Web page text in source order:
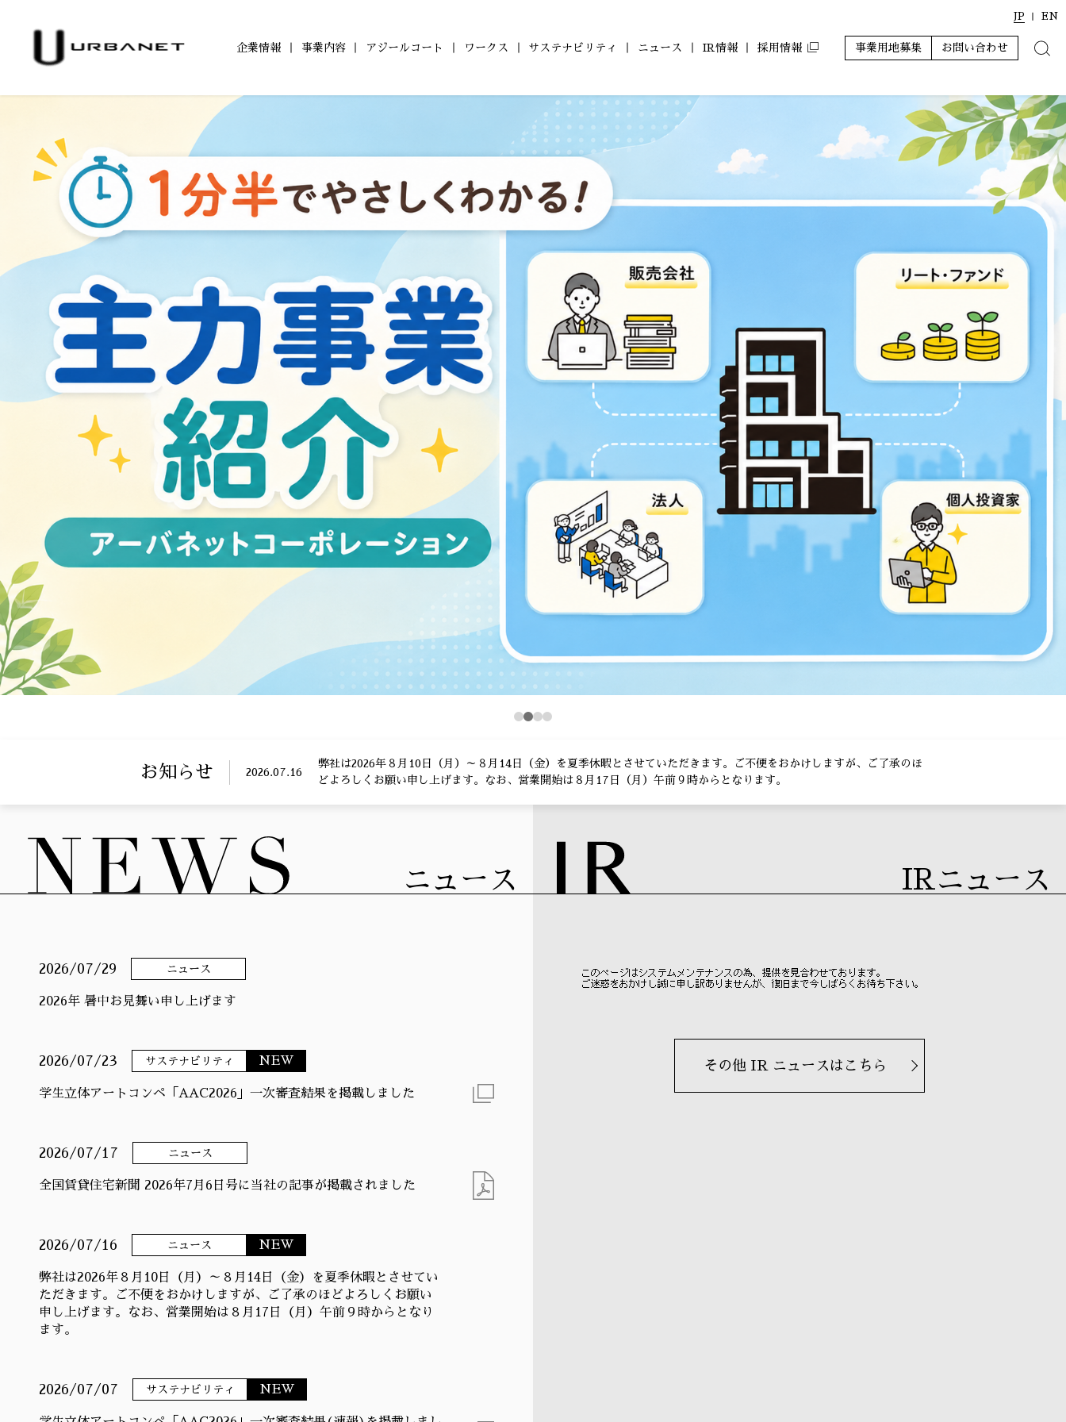
JP EN
企業情報
組織図
事業内容
コンパクトマンション
「アジールコフレ」
ファミリーマンション
「グランアジール」
防音マンション
「ミュージシャンズヴィラ」
環境配慮型マンション
「ZEHーM Orientedマンション」
自社開発ホテル
「ホテルアジール」
アジールコート
アジールコート ワークス アジールコート コラボアーティスト
ワークス
ワークスTOP
2026年 2025年 2024年
2022年 2021年 2020年
2018年 2017年 2016年
2007年
2006年 2005年 2004年
2001年
グランアジール
ミュージシャンズヴィラ
サステナビリティ
TOP
ZEHマンション普及への
健康経営
サステナビリティ
レポート
学生立体アートコンペ
「AAC」公式サイト
ニュース IR情報
IRニュース一覧 IRライブラリ 株式情報
IRカレンダー
採用情報 お問い合わせ
事業用地募集
お知らせ 2026.07.16
弊社は2026年８月10日（月）～８月14日（金）を夏季休暇とさせていただきます。ご不便をおかけしますが、ご了承のほ
どよろしくお願い申し上げます。なお、営業開始は８月17日（月）午前９時からとなります。
ニュース
2026/07/29 ニュース
2026年 暑中お見舞い申し上げます
2026/07/23 サステナビリティ NEW
学生立体アートコンペ「AAC2026」一次審査結果を掲載しました
2026/07/17 ニュース
全国賃貸住宅新聞 2026年7月6日号に当社の記事が掲載されました
2026/07/16 ニュース NEW
弊社は2026年８月10日（月）～８月14日（金）を夏季休暇とさせてい
ただきます。ご不便をおかけしますが、ご了承のほどよろしくお願い
申し上げます。なお、営業開始は８月17日（月）午前９時からとなり
ます。
2026/07/07 サステナビリティ NEW
IRニュース
その他 IR ニュースはこちら